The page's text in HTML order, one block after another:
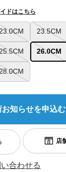
23.0CM 23.5CM
25.5CM 26.0CM
28.0CM
ドはこちら
お知らせを申込む
合わせる